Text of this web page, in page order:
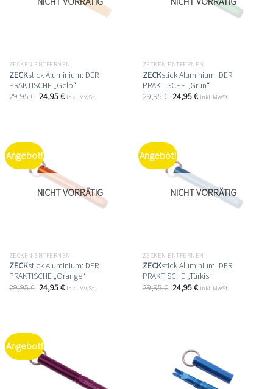
ZECKEN ENTFERNEN
ZECKstick Aluminium: DER
PRAKTISCHE „Gelb“
29,95€ 24,95€ inkl. MwSt.
ZECKEN ENTFERNEN
ZECKstick Aluminium: DER
PRAKTISCHE „Grün“
29,95€ 24,95€ inkl. MwSt.
Angebot!
NICHT VORRÄTIG
ZECKEN ENTFERNEN
ZECKstick Aluminium: DER
PRAKTISCHE „Orange“
29,95€ 24,95€ inkl. MwSt.
Angebot!
NICHT VORRÄTIG
ZECKEN ENTFERNEN
ZECKstick Aluminium: DER
PRAKTISCHE „Türkis“
29,95€ 24,95€ inkl. MwSt.
Angebot!